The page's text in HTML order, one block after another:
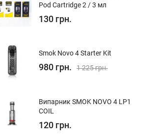
Pod Cartridge 2 / 3 мл
130 грн.
Smok Novo 4 Starter Kit
980 грн. 1 225 грн.
Випарник SMOK NOVO 4 LP1
COIL
120 грн.